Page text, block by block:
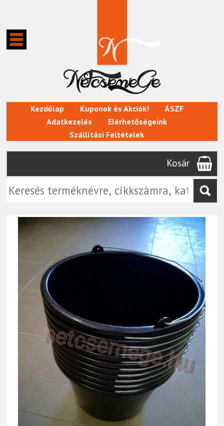
Kezdőlap Kuponok és Akciók!
ÁSZF
Adatkezelés
Elérhetőségeink
Szállítási Feltételek
Kosár